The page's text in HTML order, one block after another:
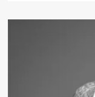
Sanremo